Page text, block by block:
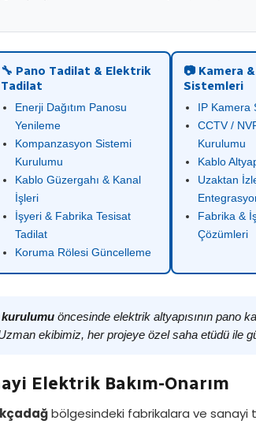
🔧 Pano Tadilat & Elektrik
Tadilat
Enerji Dağıtım Panosu
Yenileme
Kompanzasyon Sistemi
Kurulumu
Kablo Güzergahı & Kanal
İşleri
İşyeri & Fabrika Tesisat
Tadilat
Koruma Rölesi Güncelleme
📷 Kamera
Sistemleri
IP Kamera
CCTV /
Kurulumu
Kablo
Uzaktan
Fabrika &
Çözümleri
öncesinde elektrik altyapısının pano
ekibimiz, her projeye özel saha etüdü ile
Elektrik Bakım-Onarım
bölgesindeki fabrikalara ve sanayi